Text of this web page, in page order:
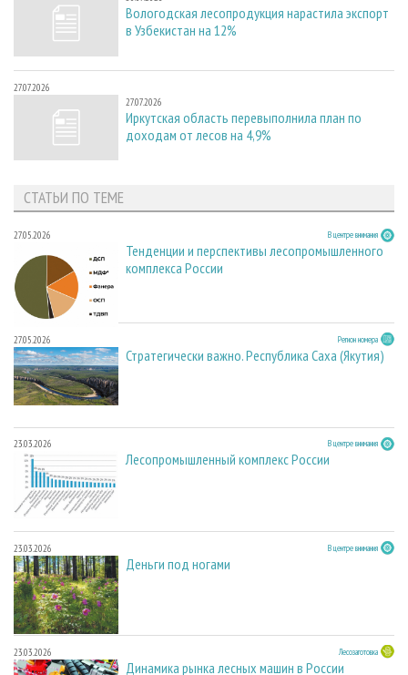
Вологодская лесопродукция нарастила экспорт
в Узбекистан на 12%
27.07.2026
27.07.2026
Иркутская область перевыполнила план по
доходам от лесов на 4,9%
СТАТЬИ ПО ТЕМЕ
27.05.2026 В центре внимания
Тенденции и перспективы лесопромышленного
комплекса России
27.05.2026 Регион номера
Стратегически важно. Республика Саха (Якутия)
23.03.2026 В центре внимания
Лесопромышленный комплекс России
23.03.2026 В центре внимания
Деньги под ногами
23.03.2026 Лесозаготовка
Динамика рынка лесных машин в России